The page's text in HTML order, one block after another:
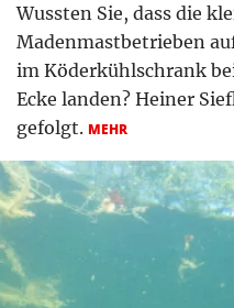
Wussten Sie, dass die
Madenmastbetrieben
im Köderkühlschrank
Ecke landen? Heiner
gefolgt. MEHR